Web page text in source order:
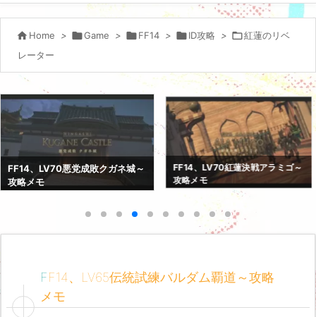
 Home > Game > FF14 > ID攻略 > 紅蓮のリベ
レーター
FF14、LV70紅蓮決戦アラミゴ～
攻略メモ
FF14、LV69巨砲要塞カストル
ム・アバニア～攻略メモ
FF14、LV65伝統試練バルダム覇道～攻略
メモ